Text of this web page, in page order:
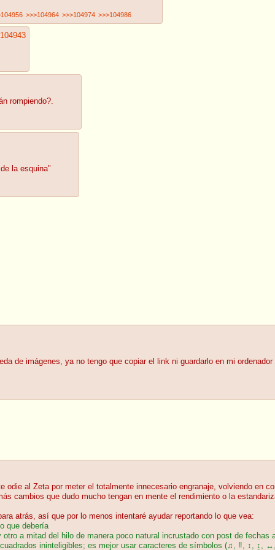
>>>104964 >>>104974 >>>104986
104943
rompiendo?.
la esquina"
de imágenes, ya no tengo que copiar el link ni guardarlo en mi ordenador
al Zeta por meter el totalmente innecesario engranaje, volviendo en
cambios que dudo mucho tengan en mente el rendimiento o la
atrás, así que por lo menos intentaré ayudar reportando lo que vea:
que debería
a mitad del hilo de manera poco natural incrustado con post de fechas
ininteligibles; es mejor usar caracteres de símbolos (♫, ‼, ↕,